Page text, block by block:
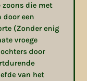
zoons die met
door een
(Zonder enig
vroege
door
van het